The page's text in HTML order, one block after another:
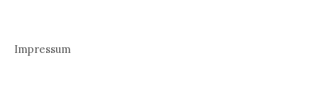
Impressum